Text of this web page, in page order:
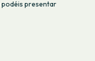
podéis presentar